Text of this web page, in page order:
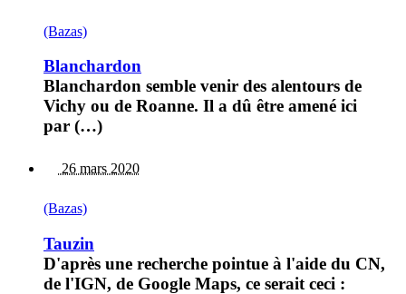
(Bazas)
Blanchardon
Blanchardon semble venir des alentours de
Vichy ou de Roanne. Il a dû être amené ici
par (…)
26 mars 2020
(Bazas)
Tauzin
D'après une recherche pointue à l'aide du CN,
de l'IGN, de Google Maps, ce serait ceci :